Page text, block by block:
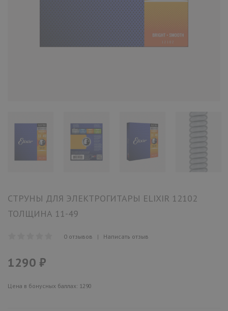
СТРУНЫ ДЛЯ ЭЛЕКТРОГИТАРЫ ELIXIR 12102
ТОЛЩИНА 11-49
0 отзывов | Написать отзыв
1290 ₽
Цена в бонусных баллах: 1290